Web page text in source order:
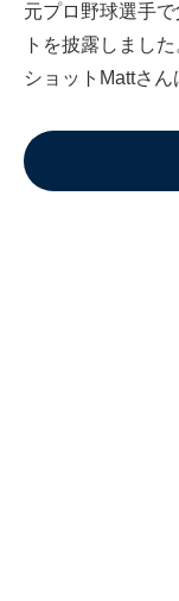
元プロ野球選手
トを披露しまし
ショットMattさん